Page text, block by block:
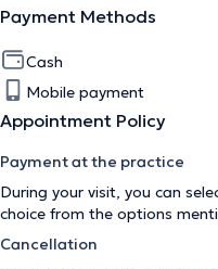
Payment Methods
Cash
Mobile payment
Appointment Policy
Payment at the practice
During your visit, you can
choice from the options
Cancellation